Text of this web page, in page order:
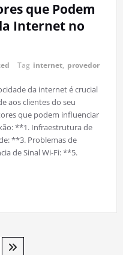
que Podem
Internet no
Tag internet, provedor
da internet é crucial
aos clientes do seu
que podem influenciar
**1. Infraestrutura de
**3. Problemas de
de Sinal Wi-Fi: **5.